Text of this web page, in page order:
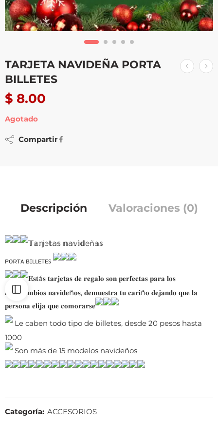
TARJETA NAVIDEÑA PORTA
BILLETES
$ 8.00
Agotado
Compartir
Descripción Valoraciones (0)
𝕋𝕒𝕣𝕛𝕖𝕥𝕒𝕤 𝕟𝕒𝕧𝕚𝕕𝕖ñ𝕒𝕤
ᴘᴏʀᴛᴀ ʙɪʟʟᴇᴛᴇꜱ
𝐄𝐬𝐭á𝐬 𝐭𝐚𝐫𝐣𝐞𝐭𝐚𝐬 𝐝𝐞 𝐫𝐞𝐠𝐚𝐥𝐨 𝐬𝐨𝐧 𝐩𝐞𝐫𝐟𝐞𝐜𝐭𝐚𝐬 𝐩𝐚𝐫𝐚 𝐥𝐨𝐬
𝐢𝐧𝐭𝐞𝐫𝐜𝐚𝐦𝐛𝐢𝐨𝐬 𝐧𝐚𝐯𝐢𝐝𝐞ñ𝐨𝐬, 𝐝𝐞𝐦𝐮𝐞𝐬𝐭𝐫𝐚 𝐭𝐮 𝐜𝐚𝐫𝐢ñ𝐨 𝐝𝐞𝐣𝐚𝐧𝐝𝐨 𝐪𝐮𝐞 𝐥𝐚
𝐩𝐞𝐫𝐬𝐨𝐧𝐚 𝐞𝐥𝐢𝐣𝐚 𝐪𝐮𝐞 𝐜𝐨𝐦𝐨𝐫𝐚𝐫𝐬𝐞
Le caben todo tipo de billetes, desde 20 pesos hasta
1000
Son más de 15 modelos navideños
Categoría: ACCESORIOS